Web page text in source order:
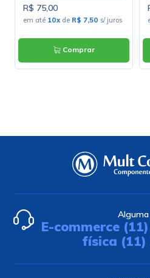
R$ 75,00
em até 10xde R$ 7,50 s/ juros
Comprar
Alguma
E-commerce
física (11)